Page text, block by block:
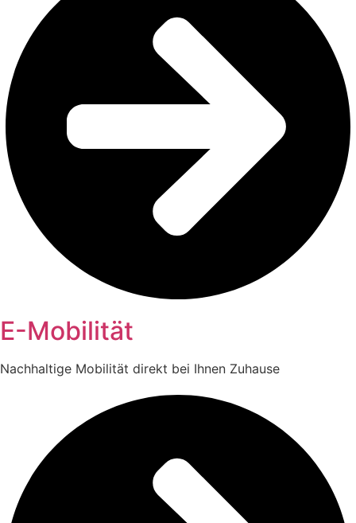
E-Mobilität
Nachhaltige Mobilität direkt bei Ihnen Zuhause